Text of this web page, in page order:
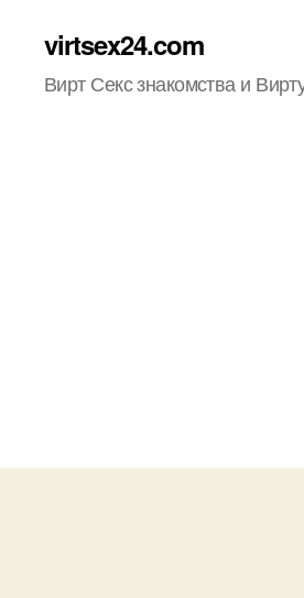
virtsex24.com
Вирт Секс знакомства и